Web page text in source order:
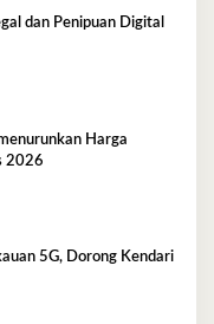
dan Penipuan Digital
Harga
2026
5G, Dorong Kendari